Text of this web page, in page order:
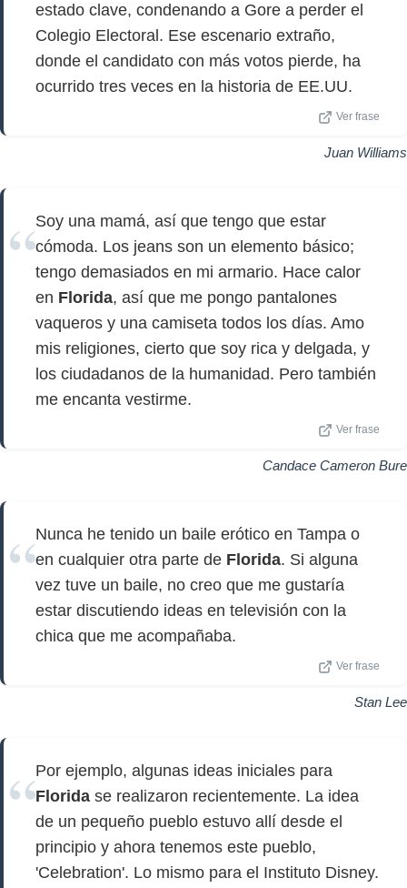
estado clave, condenando a Gore a perder el
Colegio Electoral. Ese escenario extraño,
donde el candidato con más votos pierde, ha
ocurrido tres veces en la historia de EE.UU.
Ver frase
Juan Williams
Soy una mamá, así que tengo que estar
cómoda. Los jeans son un elemento básico;
tengo demasiados en mi armario. Hace calor
en Florida, así que me pongo pantalones
vaqueros y una camiseta todos los días. Amo
mis religiones, cierto que soy rica y delgada, y
los ciudadanos de la humanidad. Pero también
me encanta vestirme.
Ver frase
Candace Cameron Bure
Nunca he tenido un baile erótico en Tampa o
en cualquier otra parte de Florida. Si alguna
vez tuve un baile, no creo que me gustaría
estar discutiendo ideas en televisión con la
chica que me acompañaba.
Ver frase
Stan Lee
Por ejemplo, algunas ideas iniciales para
Florida se realizaron recientemente. La idea
de un pequeño pueblo estuvo allí desde el
principio y ahora tenemos este pueblo,
'Celebration'. Lo mismo para el Instituto Disney.